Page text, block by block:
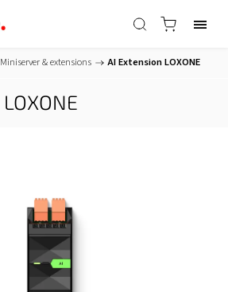
Miniserver & extensions / AI ExtensionLOXONE
LOXONE